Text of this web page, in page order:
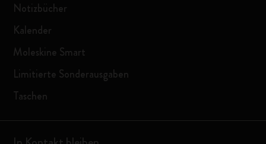
Notizbücher
Kalender
Moleskine Smart
Limitierte Sonderausgaben
Taschen